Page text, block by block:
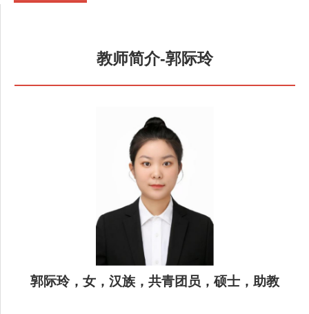
教师简介-郭际玲
郭际玲， 女 ，汉族， 共青团 员，硕士 ， 助教